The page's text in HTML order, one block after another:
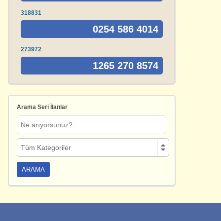
318831
0254 586 4014
273972
1265 270 8574
Arama Seri İlanlar
Tüm Kategoriler